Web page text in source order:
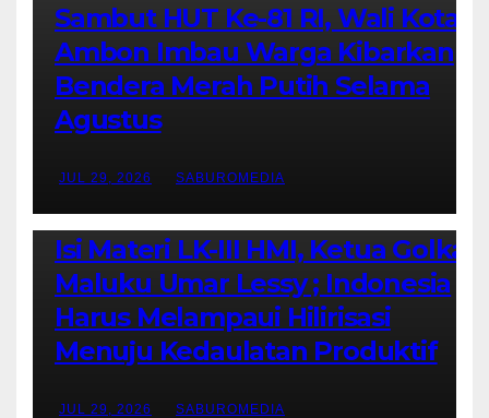
Sambut HUT Ke-81 RI, Wali Kota
Ambon Imbau Warga Kibarkan
Bendera Merah Putih Selama
Agustus
JUL 29, 2026 SABUROMEDIA
AMBON METRO JURNALISME AKTIVIS
THE MOLUCCAS
Isi Materi LK-III HMI, Ketua Golkar
Maluku Umar Lessy ; Indonesia
Harus Melampaui Hilirisasi
Menuju Kedaulatan Produktif
JUL 29, 2026 SABUROMEDIA